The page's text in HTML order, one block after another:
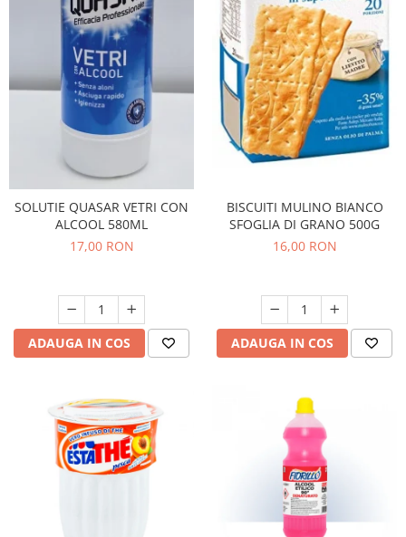
Bere italiana
Vinuri italiene
Bauturi aperitive, alcoolice
Apa italiana
Sucuri si bauturi racoritoare
Panettone cozonac italian,
Pandoro si Balocco
Produse fara gluten
Produse de panificatie
SOLUTIE QUASAR VETRI CON
ALCOOL 580ML
17,00 RON
ADAUGA IN COS
BISCUITI MULINO BIANCO
SFOGLIA DI GRANO 500G
16,00 RON
ADAUGA IN COS